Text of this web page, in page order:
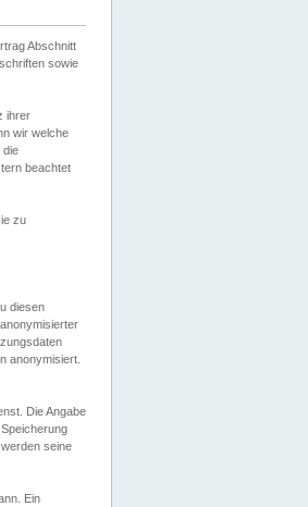
Abschnitt
sowie
ihrer
wir welche
die
beachtet
zu
diesen
anonymisiert.
Die Angabe
seine
Ein